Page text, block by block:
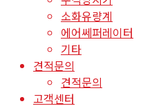
소화유량계
에어쎄퍼레이터
기타
견적문의
견적문의
고객센터